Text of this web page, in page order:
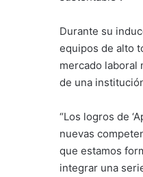
Durante su
equipos de alto
mercado laboral
de una
“Los logros de
nuevas
que estamos
integrar una